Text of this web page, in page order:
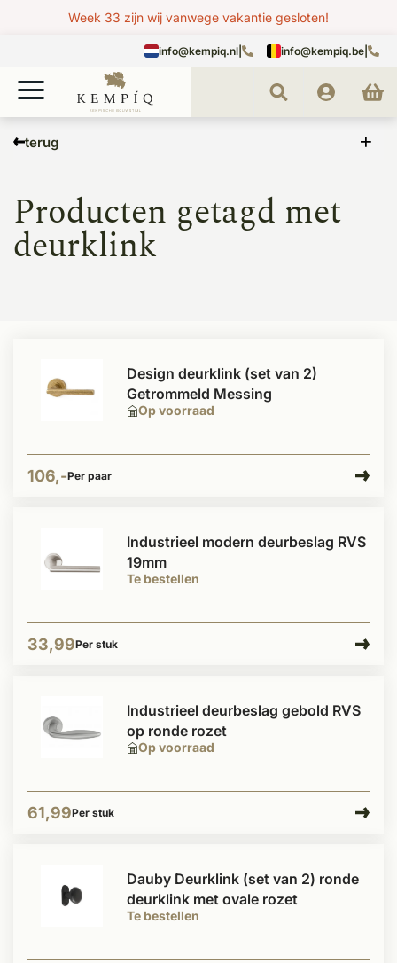
Week 33 zijn wij vanwege vakantie gesloten!
info@kempiq.nl info@kempiq.be
terug
deurklink
Producten getagd met
deurklink
Op voorraad
Design deurklink (set van 2)
Getrommeld Messing
106,-Per paar
Te bestellen
Industrieel modern deurbeslag RVS
19mm
33,99Per stuk
Op voorraad
Industrieel deurbeslag gebold RVS
op ronde rozet
61,99Per stuk
Te bestellen
Dauby Deurklink (set van 2) ronde
deurklink met ovale rozet